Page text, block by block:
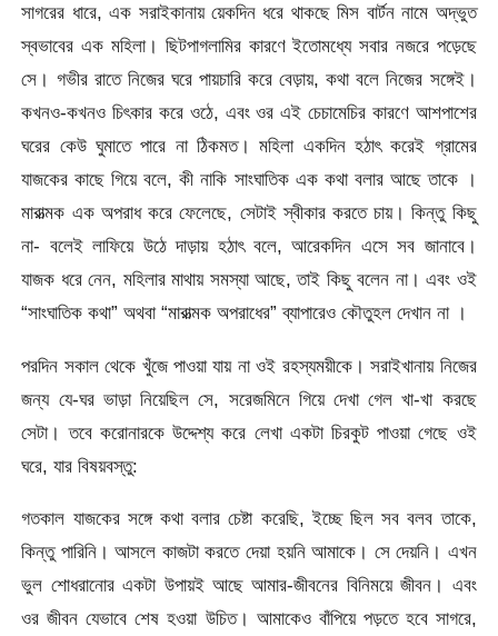
সাগরের ধারে, এক সরাইকানায় য়েকদিন ধরে থাকছে মিস বার্টন নামে অদ্ভুত
স্বভাবের এক মহিলা। ছিটপাগলামির কারণে ইতোমধ্যে সবার নজরে পড়েছে
সে। গভীর রাতে নিজের ঘরে পায়চারি করে বেড়ায়, কথা বলে নিজের সঙ্গেই।
কখনও-কখনও চিৎকার করে ওঠে, এবং ওর এই চেচামেচির কারণে আশপাশের
ঘরের কেউ ঘুমাতে পারে না ঠিকমত। মহিলা একদিন হঠাৎ করেই গ্রামের
যাজকের কাছে গিয়ে বলে, কী নাকি সাংঘাতিক এক কথা বলার আছে তাকে ।
মারাত্মক এক অপরাধ করে ফেলেছে, সেটাই স্বীকার করতে চায়। কিন্তু কিছু
না- বলেই লাফিয়ে উঠে দাড়ায় হঠাৎ বলে, আরেকদিন এসে সব জানাবে।
যাজক ধরে নেন, মহিলার মাথায় সমস্যা আছে, তাই কিছু বলেন না। এবং ওই
“সাংঘাতিক কথা” অথবা “মারাত্মক অপরাধের” ব্যাপারেও কৌতুহল দেখান না ।
পরদিন সকাল থেকে খুঁজে পাওয়া যায় না ওই রহস্যময়ীকে। সরাইখানায় নিজের
জন্য যে-ঘর ভাড়া নিয়েছিল সে, সরেজমিনে গিয়ে দেখা গেল খা-খা করছে
সেটা। তবে করোনারকে উদ্দেশ্য করে লেখা একটা চিরকুট পাওয়া গেছে ওই
ঘরে, যার বিষয়বস্তু:
গতকাল যাজকের সঙ্গে কথা বলার চেষ্টা করেছি, ইচ্ছে ছিল সব বলব তাকে,
কিন্তু পারিনি। আসলে কাজটা করতে দেয়া হয়নি আমাকে। সে দেয়নি। এখন
ভুল শোধরানোর একটা উপায়ই আছে আমার-জীবনের বিনিময়ে জীবন। এবং
ওর জীবন যেভাবে শেষ হওয়া উচিত। আমাকেও বাঁপিয়ে পড়তে হবে সাগরে,